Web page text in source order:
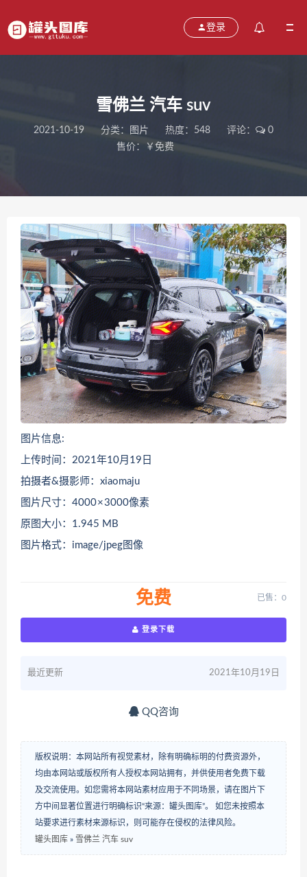
登录
雪佛兰 汽车 suv
2021-10-19 分类： 图片 热度：548 评论：
0
售价：￥免费
图片信息:
上传时间：2021年10月19日
拍摄者&摄影师：xiaomaju
图片尺寸：4000 × 3000像素
原图大小：1.945 MB
图片格式：image/jpeg图像
免费 已售：0
登录下载
最近更新 2021年10月19日
QQ咨询
版权说明：本网站所有视觉素材，除有明确标明的付费资源外，
均由本网站或版权所有人授权本网站拥有，并供使用者免费下载
及交流使用。如您需将本网站素材应用于不同场景，请在图片下
方中间显著位置进行明确标识“来源：罐头图库”。 如您未按照本
站要求进行素材来源标识，则可能存在侵权的法律风险。
罐头图库 » 雪佛兰 汽车 suv